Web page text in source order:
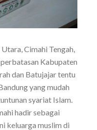
Cimahi Tengah,
Kabupaten
dan Batujajar tentu
yang mudah
syariat Islam.
hadir sebagai
keluarga muslim di